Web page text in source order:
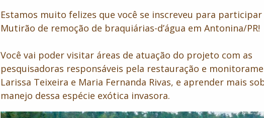
Estamos muito felizes que você se inscreveu para
Mutirão de remoção de braquiárias-d’água em Antonina/PR!
Você vai poder visitar áreas de atuação do projeto com as
pesquisadoras responsáveis pela restauração e
Larissa Teixeira e Maria Fernanda Rivas, e aprender mais
manejo dessa espécie exótica invasora.